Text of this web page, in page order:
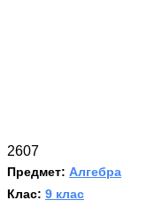
2607
Предмет: Алгебра
Клас: 9 клас